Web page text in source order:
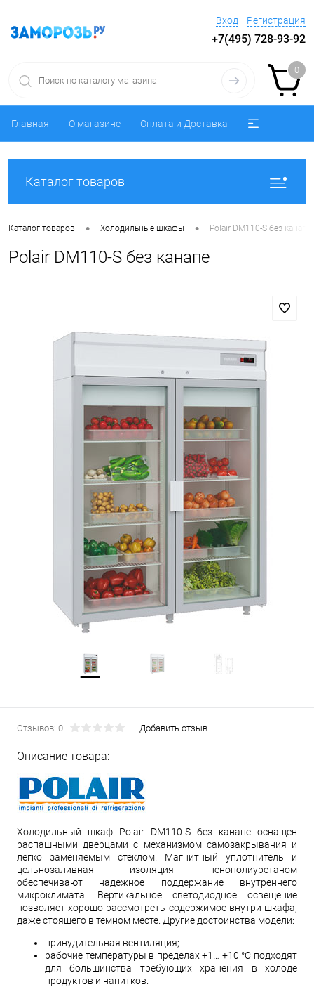
Вход Регистрация
+7(495) 728-93-92
0
Главная О магазине Оплата и Доставка
Каталог товаров
Каталог товаров • Холодильные шкафы • Polair DM110-S без канапе
Polair DM110-S без канапе
Отзывов: 0 Добавить отзыв
Описание товара:
Холодильный шкаф Polair DM110-S без канапе оснащен
распашными дверцами с механизмом самозакрывания и
легко заменяемым стеклом. Магнитный уплотнитель и
цельнозаливная изоляция пенополиуретаном
обеспечивают надежное поддержание внутреннего
микроклимата. Вертикальное светодиодное освещение
позволяет хорошо рассмотреть содержимое внутри шкафа,
даже стоящего в темном месте. Другие достоинства модели:
принудительная вентиляция;
рабочие температуры в пределах +1… +10 °С подходят
для большинства требующих хранения в холоде
продуктов и напитков.